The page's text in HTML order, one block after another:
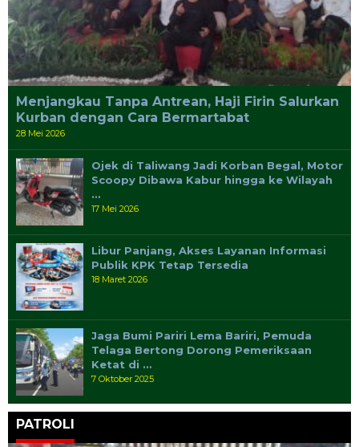
Menjangkau Tanpa Antrean, Haji Firin Salurkan
Kurban dengan Cara Bermartabat
28 Mei 2026
Ojek di Taliwang Jadi Korban Begal, Motor
Scoopy Dibawa Kabur hingga ke Wilayah
…
17 Mei 2026
Libur Panjang, Akses Layanan Informasi
Publik KPK Tetap Tersedia
18 Maret 2026
Jaga Bumi Pariri Lema Bariri, Pemuda
Telaga Bertong Dorong Pemeriksaan
Ketat di …
7 Oktober 2025
PATROLI